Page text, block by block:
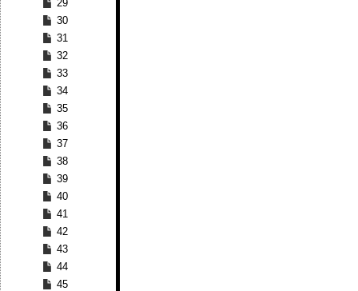
29
30
31
32
33
34
35
36
37
38
39
40
41
42
43
44
45